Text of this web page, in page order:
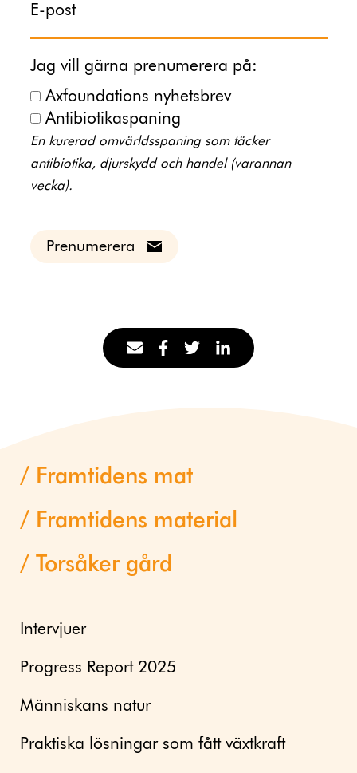
E-post
Jag vill gärna prenumerera på:
Axfoundations nyhetsbrev
Antibiotikaspaning
En kurerad omvärldsspaning som täcker
antibiotika, djurskydd och handel (varannan
vecka).
Prenumerera
Framtidens mat
Framtidens material
Torsåker gård
Intervjuer
Progress Report 2025
Människans natur
Praktiska lösningar som fått växtkraft